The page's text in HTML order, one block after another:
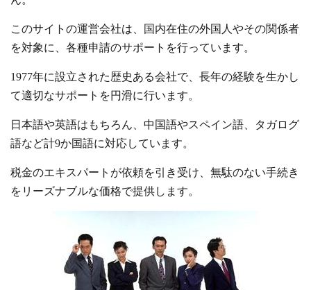
このサイトの運営会社は、国内在住の外国人やその関係者
を対象に、各種申請のサポートを行っています。
1977年に設立された歴史ある会社で、長年の経験を生かし
て適切なサポートを円滑に行います。
日本語や英語はもちろん、中国語やスペイン語、タガログ
語など計9か国語に対応しています。
税金のエキスパートが依頼を引き受け、無駄のない手続き
をリーズナブルな価格で提供します。